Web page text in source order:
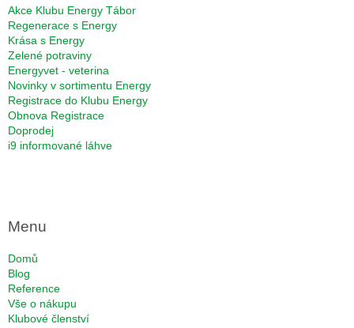
Akce Klubu Energy Tábor
Regenerace s Energy
Krása s Energy
Zelené potraviny
Energyvet - veterina
Novinky v sortimentu Energy
Registrace do Klubu Energy
Obnova Registrace
Doprodej
i9 informované láhve
Menu
Domů
Blog
Reference
Vše o nákupu
Klubové členství